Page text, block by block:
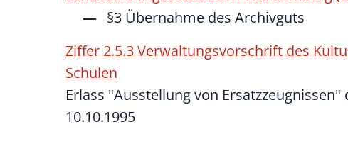
§3Übernahme des Archivguts
Ziffer 2.5.3 Verwaltungsvorschrift des
Schulen
Erlass "Ausstellung von
10.10.1995